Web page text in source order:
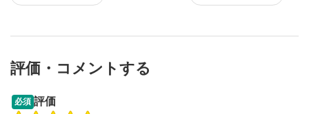
評価・コメントする
必須 評価